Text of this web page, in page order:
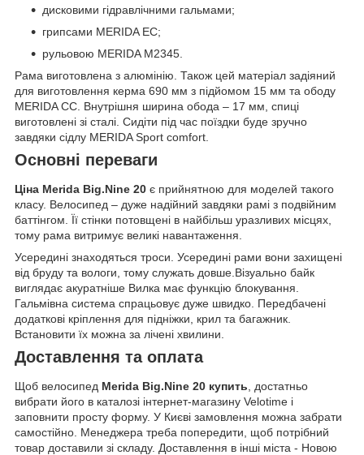
дисковими гідравлічними гальмами;
грипсами MERIDA EC;
рульовою MERIDA M2345.
Рама виготовлена з алюмінію. Також цей матеріал задіяний
для виготовлення керма 690 мм з підйомом 15 мм та ободу
MERIDA CC. Внутрішня ширина обода – 17 мм, спиці
виготовлені зі сталі. Сидіти під час поїздки буде зручно
завдяки сідлу MERIDA Sport comfort.
Основні переваги
Ціна Merida Big.Nine 20 є прийнятною для моделей такого
класу. Велосипед – дуже надійний завдяки рамі з подвійним
баттінгом. Її стінки потовщені в найбільш уразливих місцях,
тому рама витримує великі навантаження.
Усередині знаходяться троси. Усередині рами вони захищені
від бруду та вологи, тому служать довше.Візуально байк
виглядає акуратніше Вилка має функцію блокування.
Гальмівна система спрацьовує дуже швидко. Передбачені
додаткові кріплення для підніжки, крил та багажник.
Встановити їх можна за лічені хвилини.
Доставлення та оплата
Щоб велосипед Merida Big.Nine 20 купить , достатньо
вибрати його в каталозі інтернет-магазину Velotime і
заповнити просту форму. У Києві замовлення можна забрати
самостійно. Менеджера треба попередити, щоб потрібний
товар доставили зі складу. Доставлення в інші міста - Новою